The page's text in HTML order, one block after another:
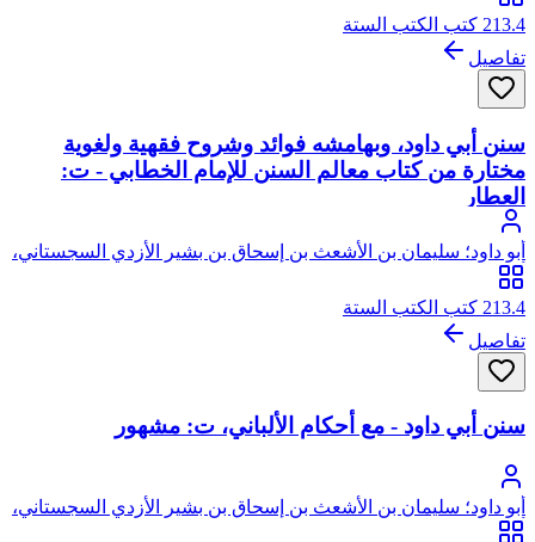
213.4 كتب الكتب الستة
تفاصيل
سنن أبي داود، وبهامشه فوائد وشروح فقهية ولغوية
مختارة من كتاب معالم السنن للإمام الخطابي - ت:
العطار
أبو داود؛ سليمان بن الأشعث بن إسحاق بن بشير الأزدي السجستاني،
أبو داود
213.4 كتب الكتب الستة
تفاصيل
سنن أبي داود - مع أحكام الألباني، ت: مشهور
أبو داود؛ سليمان بن الأشعث بن إسحاق بن بشير الأزدي السجستاني،
أبو داود